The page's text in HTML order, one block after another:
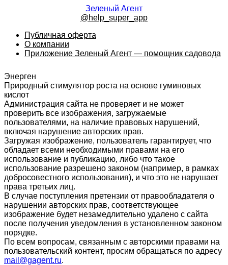
Зеленый Агент
@help_super_app
Публичная оферта
О компании
Приложение Зеленый Агент — помощник садовода
Энерген
Природный стимулятор роста на основе гуминовых
кислот
Администрация сайта не проверяет и не может
проверить все изображения, загружаемые
пользователями, на наличие правовых нарушений,
включая нарушение авторских прав.
Загружая изображение, пользователь гарантирует, что
обладает всеми необходимыми правами на его
использование и публикацию, либо что такое
использование разрешено законом (например, в рамках
добросовестного использования), и что это не нарушает
права третьих лиц.
В случае поступления претензии от правообладателя о
нарушении авторских прав, соответствующее
изображение будет незамедлительно удалено с сайта
после получения уведомления в установленном законом
порядке.
По всем вопросам, связанным с авторскими правами на
пользовательский контент, просим обращаться по адресу
mail@gagent.ru.